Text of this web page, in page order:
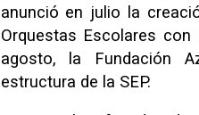
anunció en julio la
Orquestas Escolares
agosto, la Fundación
estructura de la SEP.